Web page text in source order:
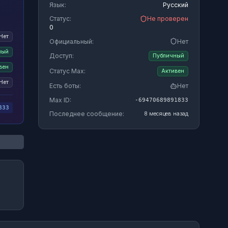
Язык:
Русский
Статус:
Не проверен
0
Официальный:
Нет
Доступ:
Публичный
Статус Max: Активен
Есть боты:
Нет
Max ID:
-69470689891833
Последнее сообщение: 8 месяцев назад